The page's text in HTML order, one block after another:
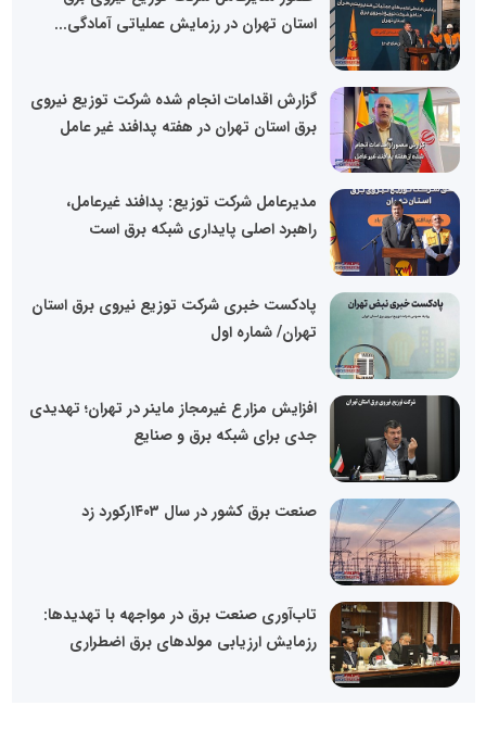
استان تهران در رزمایش عملیاتی آمادگی...
گزارش اقدامات انجام شده شرکت توزیع نیروی
برق استان تهران در هفته پدافند غیر عامل
مدیرعامل شرکت توزیع: پدافند غیرعامل،
راهبرد اصلی پایداری شبکه برق است
پادکست خبری شرکت توزیع نیروی برق استان
تهران/ شماره اول
افزایش مزارع غیرمجاز ماینر در تهران؛ تهدیدی
جدی برای شبکه برق و صنایع
صنعت برق کشور در سال ۱۴۰۳رکورد زد
تاب‌آوری صنعت برق در مواجهه با تهدیدها:
رزمایش ارزیابی مولدهای برق اضطراری